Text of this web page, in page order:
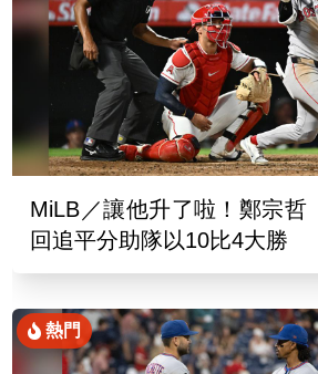
MiLB／讓他升了啦！鄭宗哲
回追平分助隊以10比4大勝
熱門